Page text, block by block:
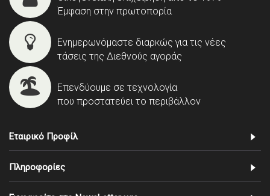
Έμφαση στην πρωτοπορία
Ενημερωνόμαστε διαρκώς για τις νέες
τάσεις της Διεθνούς αγοράς
Επενδύουμε σε τεχνολογία
που προστατεύει το περιβάλλον
Εταιρικό Προφίλ
Πληροφορίες